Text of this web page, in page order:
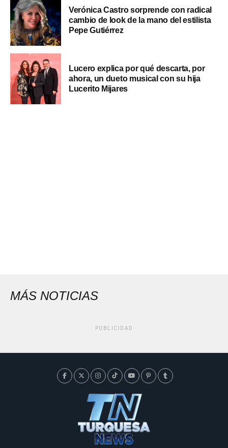
Verónica Castro sorprende con radical
cambio de look de la mano del estilista
Pepe Gutiérrez
Lucero explica por qué descarta, por
ahora, un dueto musical con su hija
Lucerito Mijares
MÁS NOTICIAS
PUBLICIDAD